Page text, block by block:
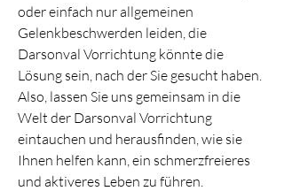
oder einfach nur allgemeinen
Gelenkbeschwerden leiden, die
Darsonval Vorrichtung könnte die
Lösung sein, nach der Sie gesucht haben.
Also, lassen Sie uns gemeinsam in die
Welt der Darsonval Vorrichtung
eintauchen und herausfinden, wie sie
Ihnen helfen kann, ein schmerzfreieres
und aktiveres Leben zu führen.